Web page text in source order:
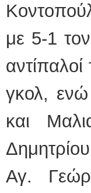
με 5-1
γκολ,
και
Αγ.